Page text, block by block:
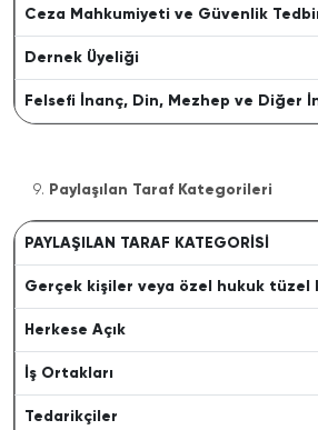
Ceza Mahkumiyeti ve Güvenlik
Dernek Üyeliği
Felsefi İnanç, Din, Mezhep ve Diğer
Paylaşılan Taraf Kategorileri
PAYLAŞILAN TARAF KATEGORİSİ
Gerçek kişiler veya özel hukuk tüzel
Herkese Açık
İş Ortakları
Tedarikçiler